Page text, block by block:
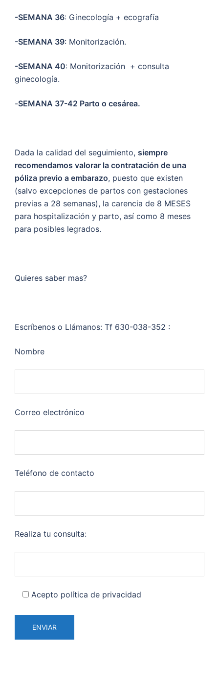
-SEMANA 36: Ginecología + ecografía
-SEMANA 39: Monitorización.
-SEMANA 40: Monitorización + consulta
ginecología.
-SEMANA 37-42 Parto o cesárea.
Dada la calidad del seguimiento, siempre
recomendamos valorar la contratación de una
póliza previo a embarazo, puesto que existen
(salvo excepciones de partos con gestaciones
previas a 28 semanas), la carencia de 8 MESES
para hospitalización y parto, así como 8 meses
para posibles legrados.
Quieres saber mas?
Escríbenos o Llámanos: Tf 630-038-352 :
Nombre
Correo electrónico
Teléfono de contacto
Realiza tu consulta:
Acepto política de privacidad